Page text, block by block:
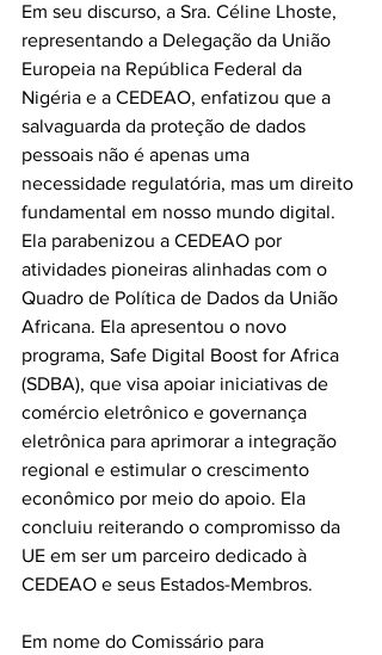
Em seu discurso, a Sra. Céline Lhoste,
representando a Delegação da União
Europeia na República Federal da
Nigéria e a CEDEAO, enfatizou que a
salvaguarda da proteção de dados
pessoais não é apenas uma
necessidade regulatória, mas um direito
fundamental em nosso mundo digital.
Ela parabenizou a CEDEAO por
atividades pioneiras alinhadas com o
Quadro de Política de Dados da União
Africana. Ela apresentou o novo
programa, Safe Digital Boost for Africa
(SDBA), que visa apoiar iniciativas de
comércio eletrônico e governança
eletrônica para aprimorar a integração
regional e estimular o crescimento
econômico por meio do apoio. Ela
concluiu reiterando o compromisso da
UE em ser um parceiro dedicado à
CEDEAO e seus Estados-Membros.
Em nome do Comissário para